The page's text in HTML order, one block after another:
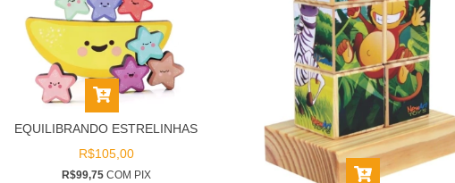
EQUILIBRANDO ESTRELINHAS
R$105,00
R$99,75 COM PIX